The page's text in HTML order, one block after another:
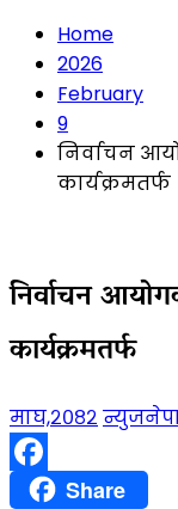
Home
2026
February
9
निर्वाचन
कार्यक्रमतर्फ
निर्वाचन
कार्यक्रमतर्फ
माघ,२०८२
FacebookShare